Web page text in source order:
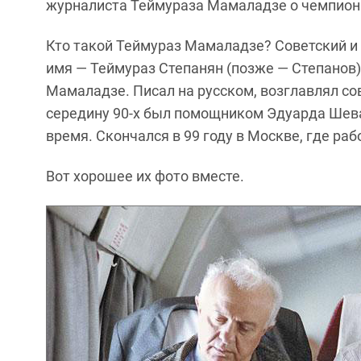
журналиста Теймураза Мамаладзе о
Кто такой Теймураз Мамаладзе? Советский
имя — Теймураз Степанян (позже —
Мамаладзе. Писал на русском, возглавлял
середину 90-х был помощником Эдуарда
время. Скончался в 99 году в Москве, где
Вот хорошее их фото вместе.